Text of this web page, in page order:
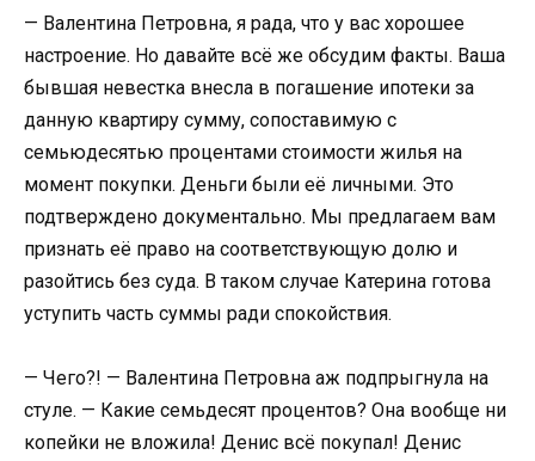
— Валентина Петровна, я рада, что у вас хорошее
настроение. Но давайте всё же обсудим факты. Ваша
бывшая невестка внесла в погашение ипотеки за
данную квартиру сумму, сопоставимую с
семьюдесятью процентами стоимости жилья на
момент покупки. Деньги были её личными. Это
подтверждено документально. Мы предлагаем вам
признать её право на соответствующую долю и
разойтись без суда. В таком случае Катерина готова
уступить часть суммы ради спокойствия.
— Чего?! — Валентина Петровна аж подпрыгнула на
стуле. — Какие семьдесят процентов? Она вообще ни
копейки не вложила! Денис всё покупал! Денис